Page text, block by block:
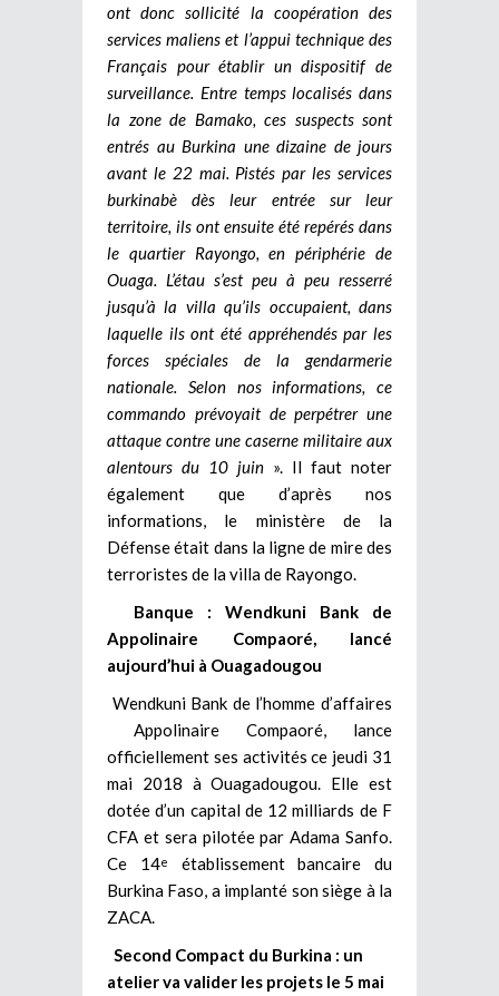
ont donc sollicité la coopération des
services maliens et l’appui technique des
Français pour établir un dispositif de
surveillance. Entre temps localisés dans
la zone de Bamako, ces suspects sont
entrés au Burkina une dizaine de jours
avant le 22 mai. Pistés par les services
burkinabè dès leur entrée sur leur
territoire, ils ont ensuite été repérés dans
le quartier Rayongo, en périphérie de
Ouaga. L’étau s’est peu à peu resserré
jusqu’à la villa qu’ils occupaient, dans
laquelle ils ont été appréhendés par les
forces spéciales de la gendarmerie
nationale. Selon nos informations, ce
commando prévoyait de perpétrer une
attaque contre une caserne militaire aux
alentours du 10 juin ». Il faut noter
également que d’après nos
informations, le ministère de la
Défense était dans la ligne de mire des
terroristes de la villa de Rayongo.
Banque : Wendkuni Bank de
Appolinaire Compaoré, lancé
aujourd’hui à Ouagadougou
Wendkuni Bank de l’homme d’affaires
Appolinaire Compaoré, lance
officiellement ses activités ce jeudi 31
mai 2018 à Ouagadougou. Elle est
dotée d’un capital de 12 milliards de F
CFA et sera pilotée par Adama Sanfo.
Ce 14e
établissement bancaire du
Burkina Faso, a implanté son siège à la
ZACA.
Second Compact du Burkina : un
atelier va valider les projets le 5 mai